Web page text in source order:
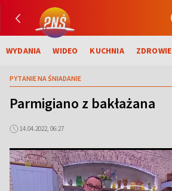
WYDANIA WIDEO KUCHNIA ZDROWIE
PYTANIE NA ŚNIADANIE
Parmigiano z bakłażana
14.04.2022, 06:27